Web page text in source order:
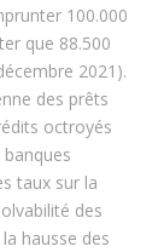
100.000
que 88.500
2021).
des prêts
octroyés
taux sur la
des
hausse des